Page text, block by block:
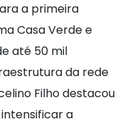
a primeira
Casa Verde e
até 50 mil
da rede
Filho destacou
a